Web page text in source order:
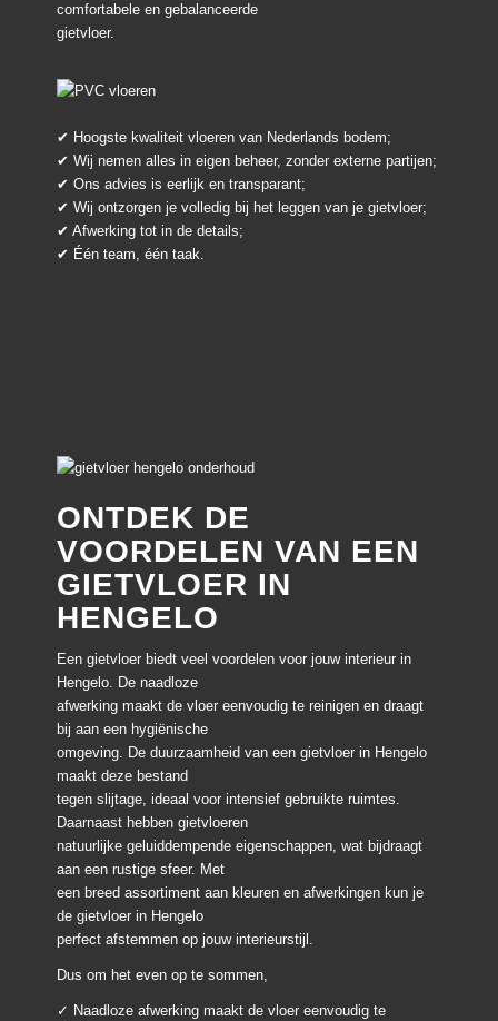
comfortabele en gebalanceerde
gietvloer.
✔ Hoogste kwaliteit vloeren van Nederlands bodem;
✔ Wij nemen alles in eigen beheer, zonder externe partijen;
✔ Ons advies is eerlijk en transparant;
✔ Wij ontzorgen je volledig bij het leggen van je gietvloer;
✔ Afwerking tot in de details;
✔ Één team, één taak.
ONTDEK DE
VOORDELEN VAN EEN
GIETVLOER IN
HENGELO
Een gietvloer biedt veel voordelen voor jouw interieur in
Hengelo. De naadloze
afwerking maakt de vloer eenvoudig te reinigen en draagt
bij aan een hygiënische
omgeving. De duurzaamheid van een gietvloer in Hengelo
maakt deze bestand
tegen slijtage, ideaal voor intensief gebruikte ruimtes.
Daarnaast hebben gietvloeren
natuurlijke geluiddempende eigenschappen, wat bijdraagt
aan een rustige sfeer. Met
een breed assortiment aan kleuren en afwerkingen kun je
de gietvloer in Hengelo
perfect afstemmen op jouw interieurstijl.
Dus om het even op te sommen,
✓ Naadloze afwerking maakt de vloer eenvoudig te